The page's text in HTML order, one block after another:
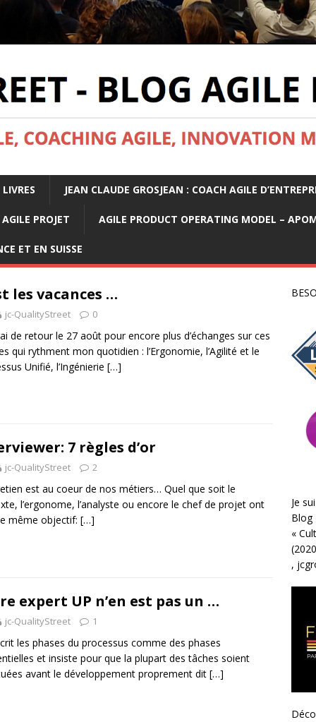
JEAN CLAUDE GROSJEAN : COACH AGILE
PROJET AGILE PRODUCT OPERATING MODEL –
ET EN SUISSE
les vacances …
jc-QualityStreet 0
de retour le 27 août pour encore plus d’échanges sur ces
qui rythment mon quotidien : l’Ergonomie, l’Agilité et le
Unifié, l’Ingénierie […]
7 règles d’or
jc-QualityStreet 2
est au coeur de nos métiers… Quel que soit le
l’ergonome, l’analyste ou encore le chef de projet ont
même objectif: […]
expert UP n’en est pas un …
jc-QualityStreet 1
les phases du processus comme des phases
et insiste pour que la plupart des tâches soient
avant le développement proprement dit […]
Je
Blog
«
,